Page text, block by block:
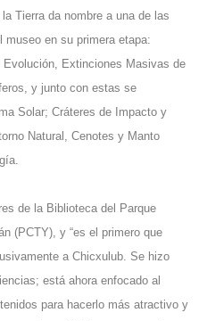
Tierra da nombre a una de las
en su primera etapa:
Extinciones Masivas de
y junto con estas se
Solar; Cráteres de Impacto y
Natural, Cenotes y Manto
de la Biblioteca del Parque
(PCTY), y “es el primero que
a Chicxulub. Se hizo
está ahora enfocado al
para hacerlo más atractivo y